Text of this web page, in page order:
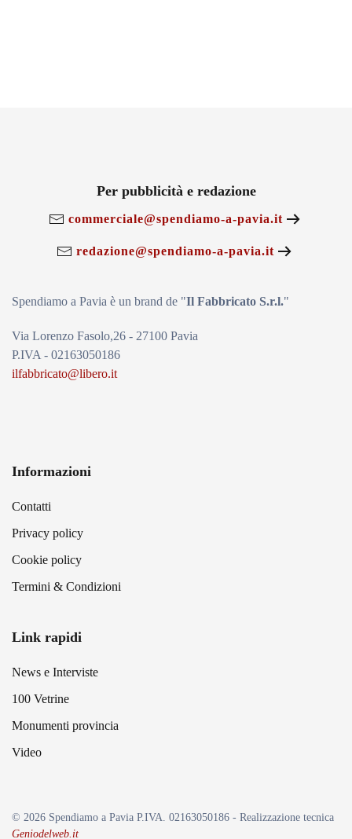
Per pubblicità e redazione
commerciale@spendiamo-a-pavia.it
redazione@spendiamo-a-pavia.it
Spendiamo a Pavia è un brand de "Il Fabbricato S.r.l."
Via Lorenzo Fasolo,26 - 27100 Pavia
P.IVA - 02163050186
ilfabbricato@libero.it
Informazioni
Contatti
Privacy policy
Cookie policy
Termini & Condizioni
Link rapidi
News e Interviste
100 Vetrine
Monumenti provincia
Video
© 2026 Spendiamo a Pavia P.IVA. 02163050186 - Realizzazione tecnica
Geniodelweb.it